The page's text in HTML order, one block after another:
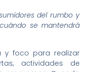
del rumbo y
se mantendrá
y foco para realizar
actividades de